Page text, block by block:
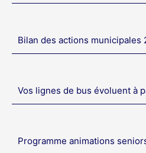
Bilan des actions municipales
Vos lignes de bus évoluent à
Programme animations